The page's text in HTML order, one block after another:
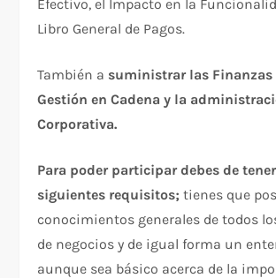
Efectivo, el Impacto en la
Libro General de Pagos.
También a suministrar las Finanzas
Gestión en Cadena y la
Corporativa.
Para poder participar debes de
siguientes requisitos; tienes que
conocimientos generales de todos
de negocios y de igual forma un
aunque sea básico acerca de la